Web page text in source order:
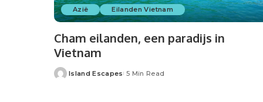
Azië Eilanden Vietnam
Cham eilanden, een paradijs in
Vietnam
Island Escapes 5 Min Read